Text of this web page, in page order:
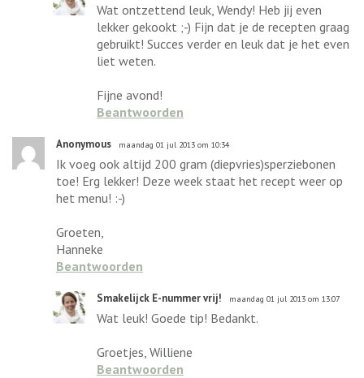
Wat ontzettend leuk, Wendy! Heb jij even
lekker gekookt ;-) Fijn dat je de recepten graag
gebruikt! Succes verder en leuk dat je het even
liet weten.
Fijne avond!
Beantwoorden
Anonymous maandag 01 jul 2013 om 10:34
Ik voeg ook altijd 200 gram (diepvries)sperziebonen
toe! Erg lekker! Deze week staat het recept weer op
het menu! :-)
Groeten,
Hanneke
Beantwoorden
Smakelijck E-nummer vrij! maandag 01 jul 2013 om 13:07
Wat leuk! Goede tip! Bedankt.
Groetjes, Williene
Beantwoorden